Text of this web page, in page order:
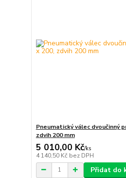
Pneumatický válec dvoučinný
zdvih 200 mm
5 010,00 Kč/ks
4 140,50 Kč bez DPH
Přidat do